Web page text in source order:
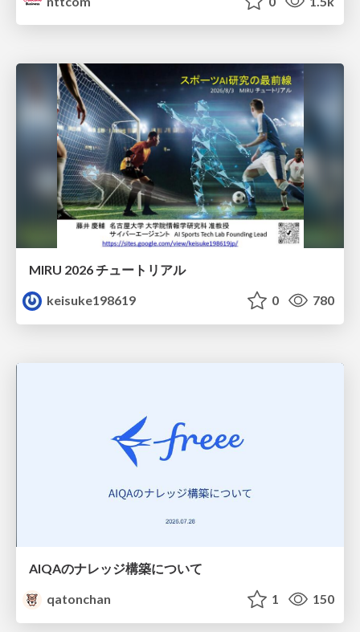
MIRU 2026 チュートリアル
keisuke198619
0 780
AIQAのナレッジ構築について
qatonchan
1 150